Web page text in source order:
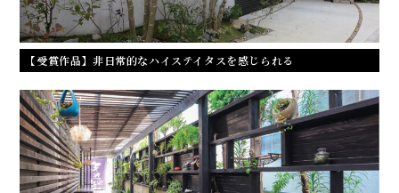
【受賞作品】非日常的なハイステイタスを感じられる